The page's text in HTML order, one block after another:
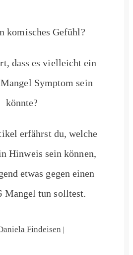
komisches Gefühl?
dass es vielleicht ein
Symptom sein
könnte?
erfährst du, welche
Hinweis sein können,
etwas gegen einen
Mangel tun solltest.
Findeisen |